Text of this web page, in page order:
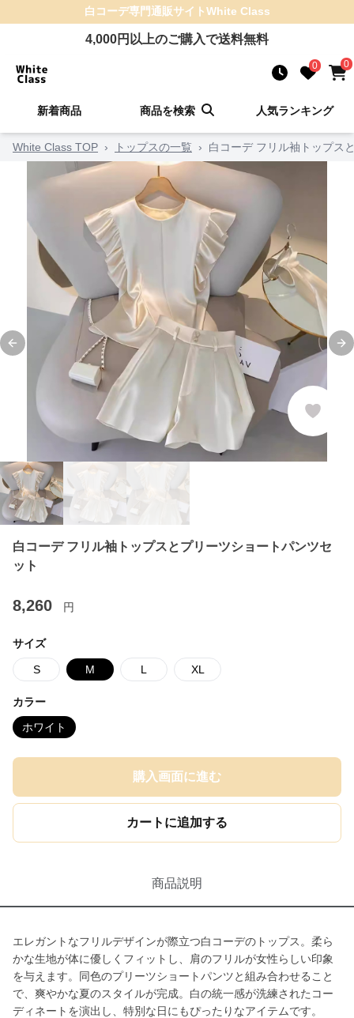
白コーデ専門通販サイトWhite Class
4,000円以上のご購入で送料無料
0 0
新着商品 商品を検索 人気ランキング
White Class TOP › トップスの一覧 › 白コーデ フリル袖トップス
Previous slide
白コーデ フリル袖トップスとプリーツショートパンツセ
ット
8,260 円
サイズ
S M L XL
カラー
ホワイト
購入画面に進む
カートに追加する
商品説明
エレガントなフリルデザインが際立つ白コーデのトップス。柔ら
かな生地が体に優しくフィットし、肩のフリルが女性らしい印象
を与えます。同色のプリーツショートパンツと組み合わせること
で、爽やかな夏のスタイルが完成。白の統一感が洗練されたコー
ディネートを演出し、特別な日にもぴったりなアイテムです。